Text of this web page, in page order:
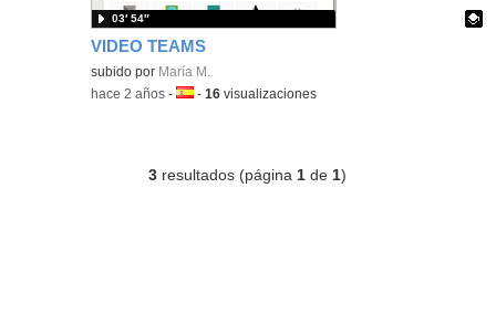
VIDEO TEAMS
Contenido educativo.
subido por María M.
03′ 54″
-hace 2 años -Idioma:
-16 visualizaciones
3 resultados (página 1 de 1)